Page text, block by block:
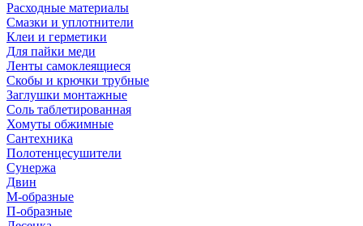
Расходные материалы
Смазки и уплотнители
Клеи и герметики
Для пайки меди
Ленты самоклеящиеся
Скобы и крючки трубные
Заглушки монтажные
Соль таблетированная
Хомуты обжимные
Сантехника
Полотенцесушители
Сунержа
Двин
М-образные
П-образные